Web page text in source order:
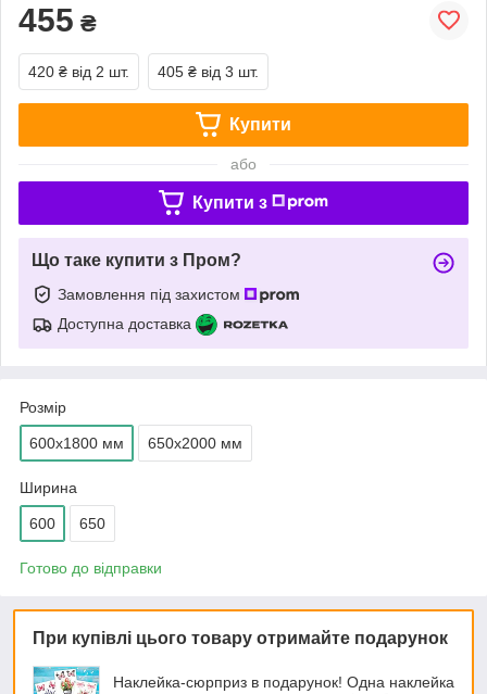
455 ₴
420 ₴ від 2 шт. 405 ₴ від 3 шт.
Купити
або
Купити з
Що таке купити з Пром?
Замовлення під захистом
Доступна доставка
Розмір
600х1800 мм 650х2000 мм
Ширина
600 650
Готово до відправки
При купівлі цього товару отримайте подарунок
Наклейка-сюрприз в подарунок! Одна наклейка